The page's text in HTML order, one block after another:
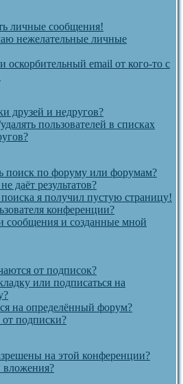
личные сообщения!
нежелательные личные
оскорбительный email от кого-то с
друзей и недругов?
пользователей в списках
поиск по форуму или форумам?
даёт результатов?
поиска я получил пустую страницу!
конференции?
сообщения и созданные мной
от подписок?
или подписаться на
на определённый форум?
от подписки?
на этой конференции?